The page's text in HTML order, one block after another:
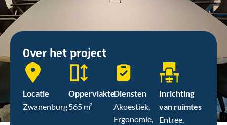
Over het project
Locatie
Zwanenburg
Oppervlakte
565 m²
Diensten
Akoestiek,
Ergonomie,
Inrichting
van ruimtes
Entree,